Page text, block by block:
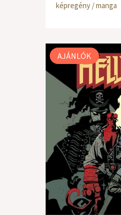
képregény / manga
AJÁNLÓK